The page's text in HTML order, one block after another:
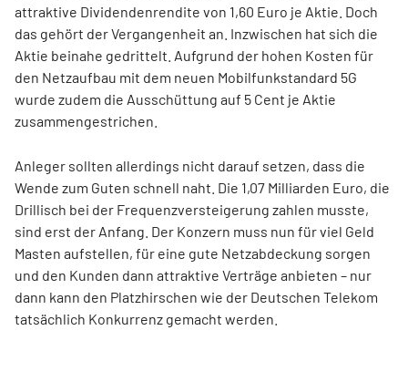
attraktive Dividendenrendite von 1,60 Euro je Aktie. Doch
das gehört der Vergangenheit an. Inzwischen hat sich die
Aktie beinahe gedrittelt. Aufgrund der hohen Kosten für
den Netzaufbau mit dem neuen Mobilfunkstandard 5G
wurde zudem die Ausschüttung auf 5 Cent je Aktie
zusammengestrichen.
Anleger sollten allerdings nicht darauf setzen, dass die
Wende zum Guten schnell naht. Die 1,07 Milliarden Euro, die
Drillisch bei der Frequenzversteigerung zahlen musste,
sind erst der Anfang. Der Konzern muss nun für viel Geld
Masten aufstellen, für eine gute Netzabdeckung sorgen
und den Kunden dann attraktive Verträge anbieten – nur
dann kann den Platzhirschen wie der Deutschen Telekom
tatsächlich Konkurrenz gemacht werden.